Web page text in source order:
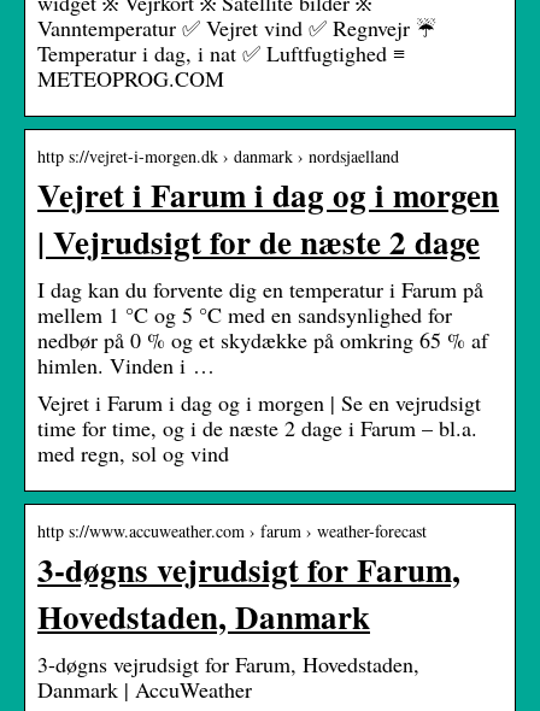
Vanntemperatur ✅ Vejret vind ✅ Regnvejr ☔
Temperatur i dag, i nat ✅ Luftfugtighed ≡
METEOPROG.COM
http s://vejret-i-morgen.dk › danmark › nordsjaelland
Vejret i Farum i dag og i morgen
| Vejrudsigt for de næste 2 dage
I dag kan du forvente dig en temperatur i Farum på
mellem 1 °C og 5 °C med en sandsynlighed for
nedbør på 0 % og et skydække på omkring 65 % af
himlen. Vinden i …
Vejret i Farum i dag og i morgen | Se en vejrudsigt
time for time, og i de næste 2 dage i Farum – bl.a.
med regn, sol og vind
http s://www.accuweather.com › farum › weather-forecast
3-døgns vejrudsigt for Farum,
Hovedstaden, Danmark
3-døgns vejrudsigt for Farum, Hovedstaden,
Danmark | AccuWeather